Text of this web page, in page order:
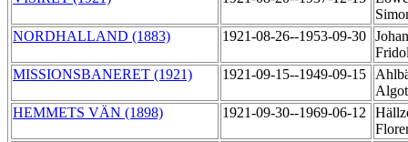
NORDHALLAND (1883)
1921-08-26--1953-09-30
MISSIONSBANERET (1921)
1921-09-15--1949-09-15
HEMMETS VÄN (1898)
1921-09-30--1969-06-12